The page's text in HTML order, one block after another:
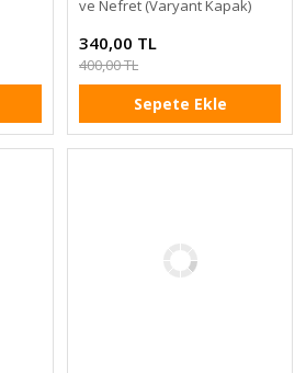
ve Nefret (Varyant Kapak)
340,00 TL
400,00 TL
Sepete Ekle